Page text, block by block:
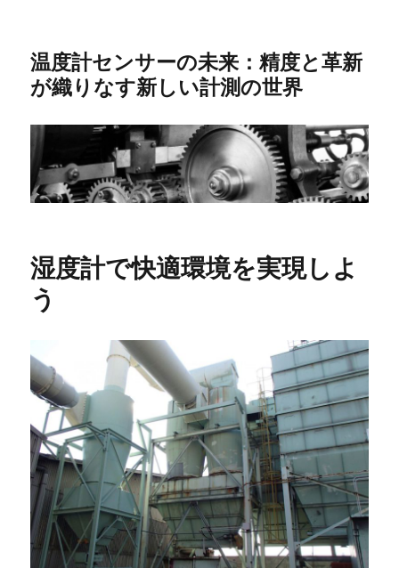
温度計センサーの未来：精度と革新
が織りなす新しい計測の世界
湿度計で快適環境を実現しよ
う